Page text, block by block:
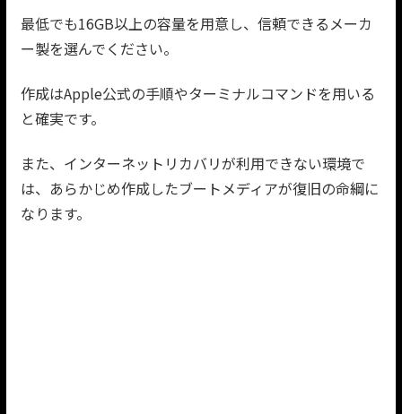
最低でも16GB以上の容量を用意し、信頼できるメーカ
ー製を選んでください。
作成はApple公式の手順やターミナルコマンドを用いる
と確実です。
また、インターネットリカバリが利用できない環境で
は、あらかじめ作成したブートメディアが復旧の命綱に
なります。